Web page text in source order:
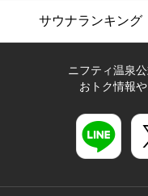
サウナランキング
ニフティ温泉
おトク情報